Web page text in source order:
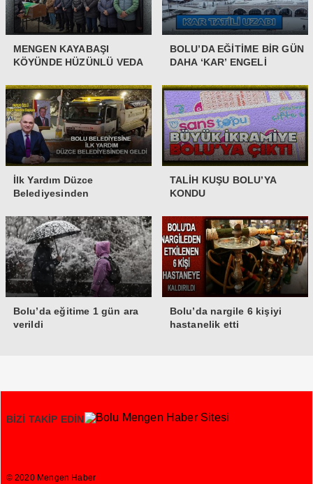
MENGEN KAYABAŞI
KÖYÜNDE HÜZÜNLÜ VEDA
BOLU’DA EĞİTİME BİR GÜN
DAHA ‘KAR’ ENGELİ
İlk Yardım Düzce
Belediyesinden
TALİH KUŞU BOLU’YA
KONDU
Bolu’da eğitime 1 gün ara
verildi
Bolu’da nargile 6 kişiyi
hastanelik etti
BİZİ TAKİP EDİN
© 2020 Mengen Haber